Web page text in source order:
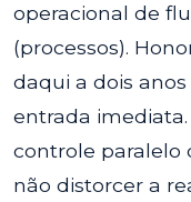
operacional de
(processos).
daqui a dois
entrada
controle paralelo
não distorcer a